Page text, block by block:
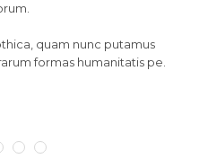
quam nunc putamus
formas humanitatis pe.